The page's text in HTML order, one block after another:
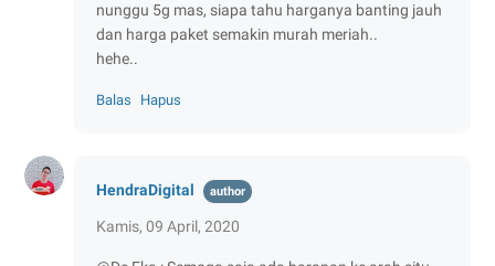
nunggu 5g mas, siapa tahu harganya banting jauh
dan harga paket semakin murah meriah..
hehe..
Balas Hapus
HendraDigital
Kamis, 09 April, 2020